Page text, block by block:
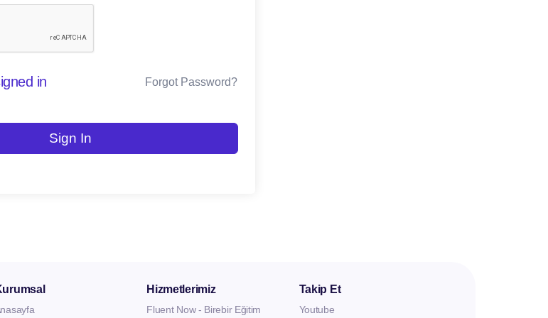
in Forgot Password?
Sign In
Hizmetlerimiz
Fluent Now - Birebir Eğitim
Takip Et
Youtube